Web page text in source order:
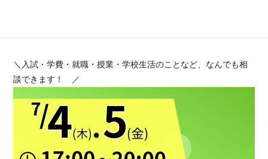
＼入試・学費・就職・授業・学校生活のことなど、なんでも相
談できます！ ／